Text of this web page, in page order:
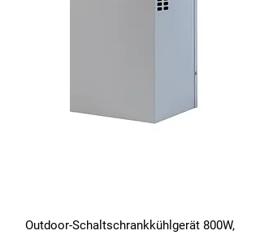
Outdoor-Schaltschrankkühlgerät 800W,